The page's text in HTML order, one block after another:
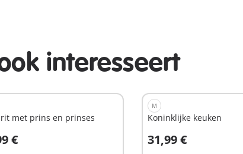
interesseert
met prins en prinses
€
winkelwagen
M
Koninklijke keuken
31,99 €
In winkelwagen